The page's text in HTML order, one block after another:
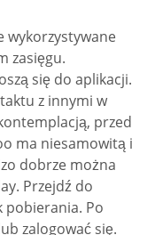
wykorzystywane
zasięgu.
się do aplikacji.
z innymi w
przed
ma niesamowitą i
dobrze można
Przejdź do
pobierania. Po
zalogować się.